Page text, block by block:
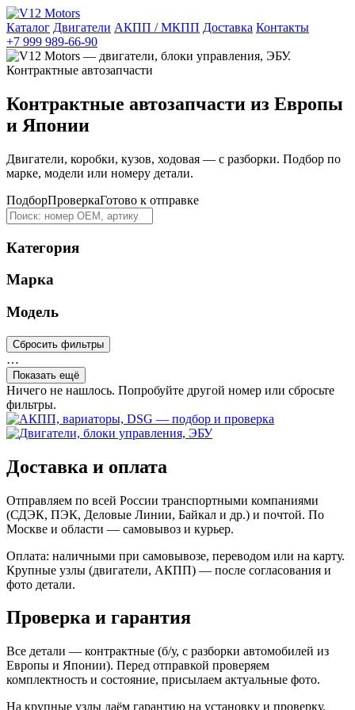
Каталог Двигатели АКПП / МКПП Доставка Контакты
+7 999 989-66-90
Контрактные автозапчасти из Европы
и Японии
Двигатели, коробки, кузов, ходовая — с разборки. Подбор по
марке, модели или номеру детали.
ПодборПроверкаГотово к отправке
Категория
Марка
Модель
Сбросить фильтры
…
Показать ещё
Ничего не нашлось. Попробуйте другой номер или сбросьте
фильтры.
Доставка и оплата
Отправляем по всей России транспортными компаниями
(СДЭК, ПЭК, Деловые Линии, Байкал и др.) и почтой. По
Москве и области — самовывоз и курьер.
Оплата: наличными при самовывозе, переводом или на карту.
Крупные узлы (двигатели, АКПП) — после согласования и
фото детали.
Проверка и гарантия
Все детали — контрактные (б/у, с разборки автомобилей из
Европы и Японии). Перед отправкой проверяем
комплектность и состояние, присылаем актуальные фото.
На крупные узлы даём гарантию на установку и проверку.